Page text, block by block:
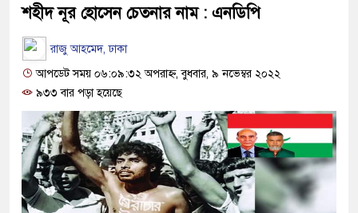
শহীদ নূর হোসেন চেতনার নাম : এনডিপি
রাজু আহমেদ, ঢাকা
আপডেট সময় ০৬:০৯:৩২ অপরাহ্ন, বুধবার, ৯ নভেম্বর ২০২২
৯৩৩ বার পড়া হয়েছে